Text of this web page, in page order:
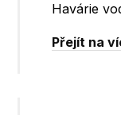
Havárie
Přejít na